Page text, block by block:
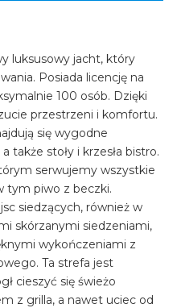
luksusowy jacht, który
Posiada licencję na
100 osób. Dzięki
przestrzeni i komfortu.
się wygodne
także stoły i krzesła bistro.
serwujemy wszystkie
tym piwo z beczki.
siedzących, również w
skórzanymi siedzeniami,
wykończeniami z
Ta strefa jest
cieszyć się świeżo
z grilla, a nawet uciec od